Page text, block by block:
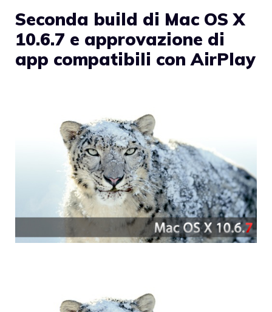
Seconda build di Mac OS X
10.6.7 e approvazione di
app compatibili con AirPlay